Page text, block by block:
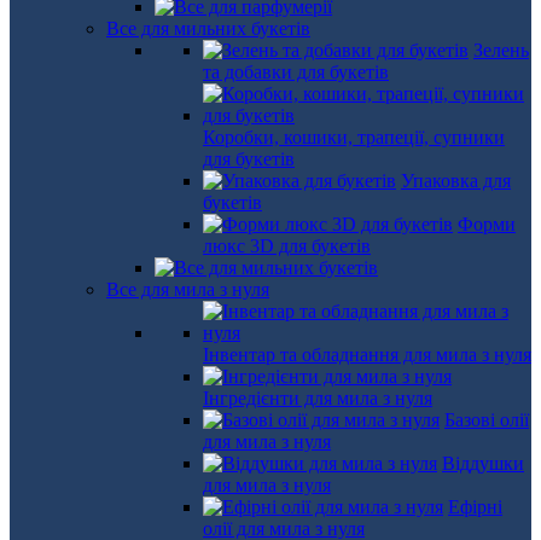
Все для мильних букетів
Зелень
та добавки для букетів
Коробки, кошики, трапеції, супники
для букетів
Упаковка для
букетів
Форми
люкс 3D для букетів
Все для мила з нуля
Інвентар та обладнання для мила з нуля
Інгредієнти для мила з нуля
Базові олії
для мила з нуля
Віддушки
для мила з нуля
Ефірні
олії для мила з нуля